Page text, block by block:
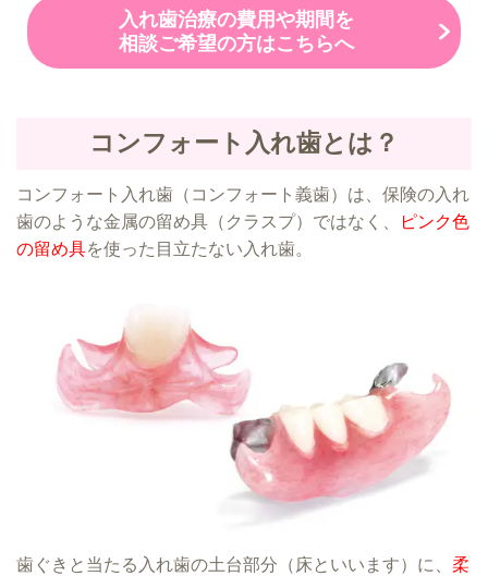
入れ歯治療の費用や期間を
相談ご希望の方はこちらへ
コンフォート入れ歯とは？
コンフォート入れ歯（コンフォート義歯）は、保険の入れ
歯のような金属の留め具（クラスプ）ではなく、
ピンク色
の留め具を使った目立たない入れ歯。
歯ぐきと当たる入れ歯の土台部分（床といいます）に、 柔